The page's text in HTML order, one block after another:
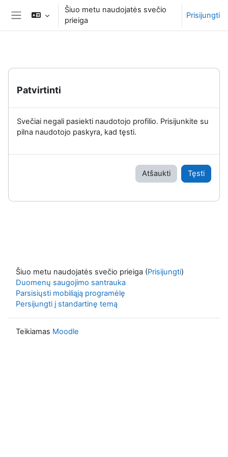
Pereiti į pagrindinį turinį
Šoninis skydelis
Šiuo metu naudojatės svečio
prieiga
Prisijungti
Patvirtinti
Svečiai negali pasiekti naudotojo profilio. Prisijunkite su
pilna naudotojo paskyra, kad tęsti.
Atšaukti Tęsti
Šiuo metu naudojatės svečio prieiga (Prisijungti)
Duomenų saugojimo santrauka
Parsisiųsti mobiliąją programėlę
Persijungti į standartinę temą
Teikiamas Moodle